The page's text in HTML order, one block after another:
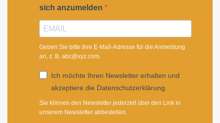
sich anzumelden
Geben Sie bitte Ihre E-Mail-Adresse für die Anmeldung
an, z. B. abc@xyz.com.
Ich möchte Ihren Newsletter erhalten und
akzeptiere die Datenschutzerklärung.
Sie können den Newsletter jederzeit über den Link in
unserem Newsletter abbestellen.